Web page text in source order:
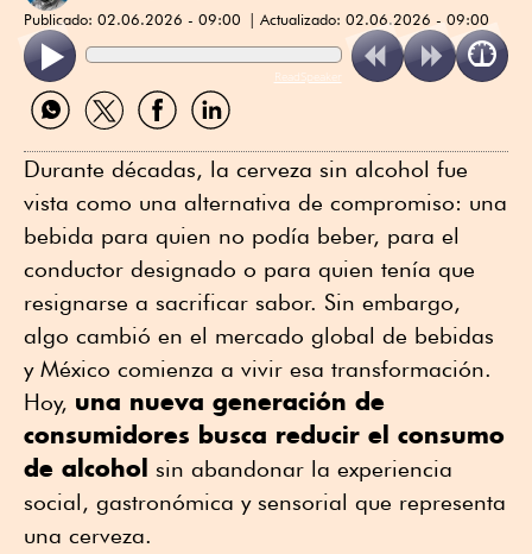
Publicado: 02.06.2026 - 09:00 Actualizado: 02.06.2026 - 09:00
ReadSpeaker
Compartir
por
Compartir
por
Compartir
por
Compartir
por
Durante décadas, la cerveza sin alcohol fue
vista como una alternativa de compromiso: una
bebida para quien no podía beber, para el
conductor designado o para quien tenía que
resignarse a sacrificar sabor. Sin embargo,
algo cambió en el mercado global de bebidas
y México comienza a vivir esa transformación.
Hoy, una nueva generación de
consumidores busca reducir el consumo
de alcohol sin abandonar la experiencia
social, gastronómica y sensorial que representa
una cerveza.